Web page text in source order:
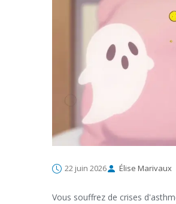
22 juin 2026 Élise Marivaux
Vous souffrez de crises